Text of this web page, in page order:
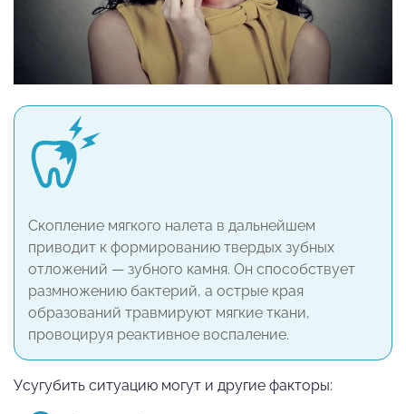
Скопление мягкого налета в дальнейшем
приводит к формированию твердых зубных
отложений — зубного камня. Он способствует
размножению бактерий, а острые края
образований травмируют мягкие ткани,
провоцируя реактивное воспаление.
Усугубить ситуацию могут и другие факторы: